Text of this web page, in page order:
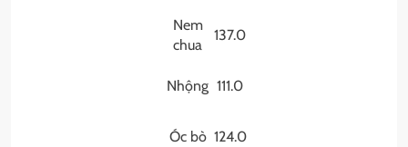
Nem
chua
137.0
Nhộng 111.0
Óc bò 124.0